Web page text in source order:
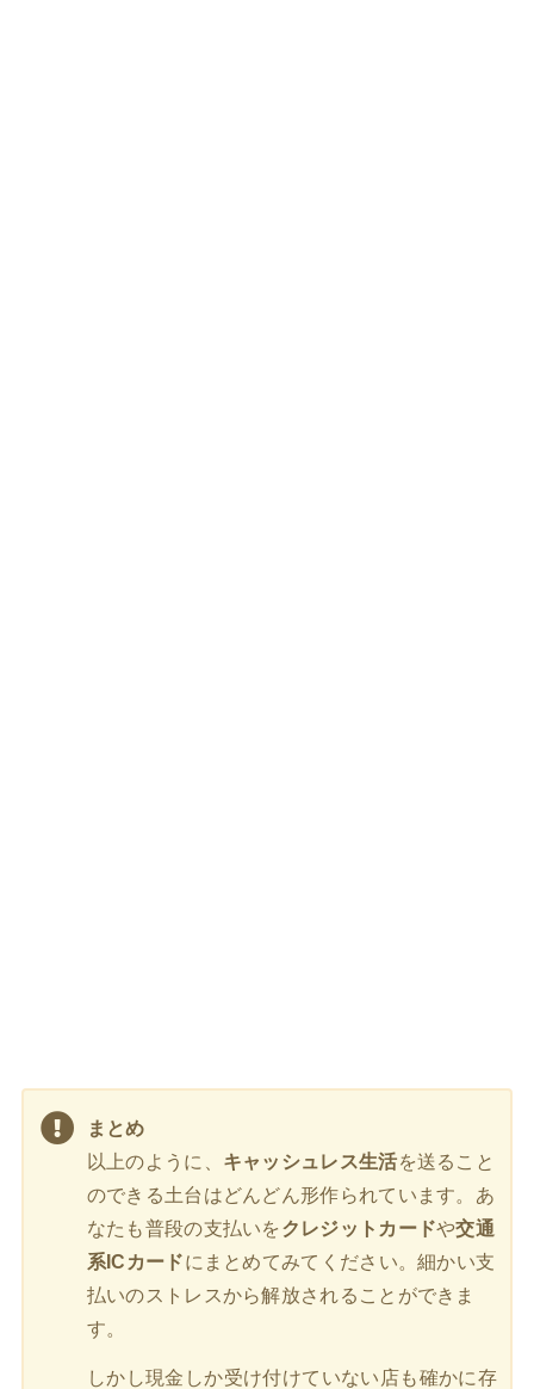
まとめ
以上のように、 キャッシュレス生活を送ること
のできる土台はどんどん形作られています。あ
なたも普段の支払いを クレジットカードや交通
系ICカードにまとめてみてください。細かい支
払いのストレスから解放されることができま
す。
しかし現金しか受け付けていない店も確かに存